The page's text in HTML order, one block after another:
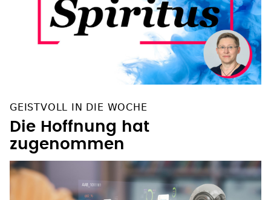
GEISTVOLL IN DIE WOCHE
Die Hoffnung hat
zugenommen